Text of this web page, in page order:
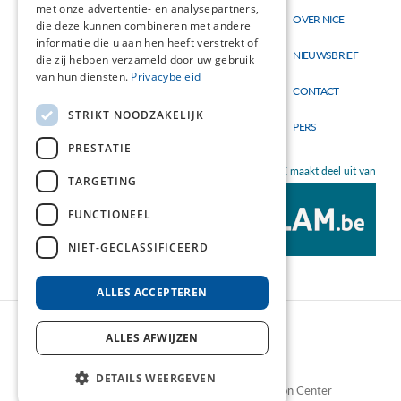
Hoofdnavigatie
Thema's
Materialen
Nieuw
Topmenu
OVER NICE
NIEUWSBRIEF
CONTACT
PERS
NICE maakt deel uit van
©2026 NICE - Nutrition Information Center
met onze advertentie- en analysepartners,
die deze kunnen combineren met andere
informatie die u aan hen heeft verstrekt of
die zij hebben verzameld door uw gebruik
van hun diensten. Privacybeleid
STRIKT NOODZAKELIJK
PRESTATIE
TARGETING
FUNCTIONEEL
NIET-GECLASSIFICEERD
ALLES ACCEPTEREN
ALLES AFWIJZEN
DETAILS WEERGEVEN